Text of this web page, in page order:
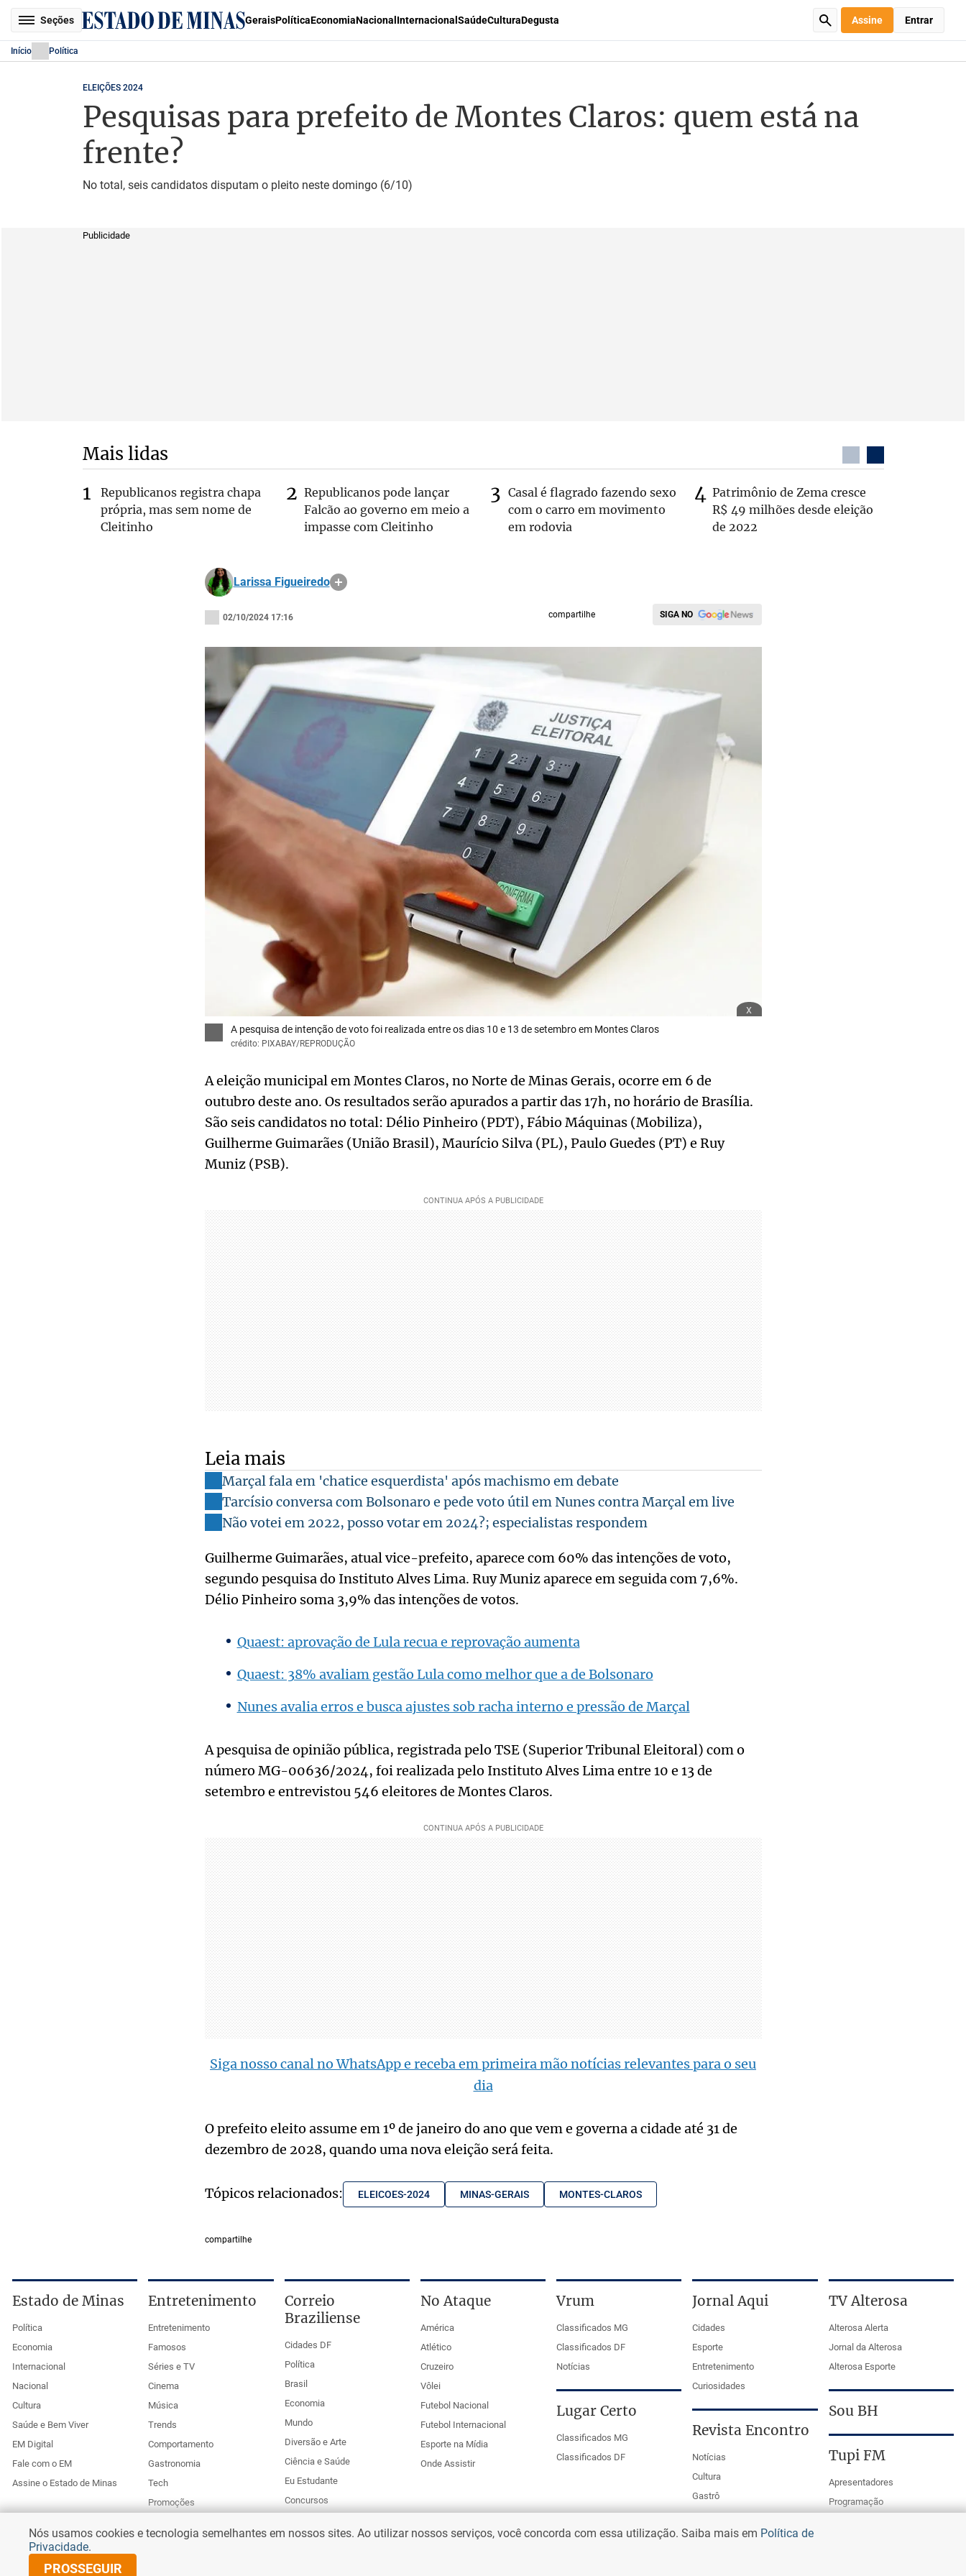
Seções GeraisPolíticaEconomiaNacional Internacional SaúdeCulturaDegusta Assine Entrar
Início Política
ELEIÇÕES 2024
Pesquisas para prefeito de Montes Claros: quem está na
frente?
No total, seis candidatos disputam o pleito neste domingo (6/10)
Publicidade
Mais lidas
Republicanos registra chapa
própria, mas sem nome de
Cleitinho
Republicanos pode lançar
Falcão ao governo em meio a
impasse com Cleitinho
Casal é flagrado fazendo sexo
com o carro em movimento
em rodovia
Patrimônio de Zema cresce
R$ 49 milhões desde eleição
de 2022
Larissa Figueiredo
02/10/2024 17:16 compartilhe SIGA NO
x
A pesquisa de intenção de voto foi realizada entre os dias 10 e 13 de setembro em Montes Claros
crédito: PIXABAY/REPRODUÇÃO
A eleição municipal em Montes Claros, no Norte de Minas Gerais, ocorre em 6 de
outubro deste ano. Os resultados serão apurados a partir das 17h, no horário de Brasília.
São seis candidatos no total: Délio Pinheiro (PDT), Fábio Máquinas (Mobiliza),
Guilherme Guimarães (União Brasil), Maurício Silva (PL), Paulo Guedes (PT) e Ruy
Muniz (PSB).
Leia mais
Marçal fala em 'chatice esquerdista' após machismo em debate
Tarcísio conversa com Bolsonaro e pede voto útil em Nunes contra Marçal em live
Não votei em 2022, posso votar em 2024?; especialistas respondem
Guilherme Guimarães, atual vice-prefeito, aparece com 60% das intenções de voto,
segundo pesquisa do Instituto Alves Lima. Ruy Muniz aparece em seguida com 7,6%.
Délio Pinheiro soma 3,9% das intenções de votos.
Quaest: aprovação de Lula recua e reprovação aumenta
Quaest: 38% avaliam gestão Lula como melhor que a de Bolsonaro
Nunes avalia erros e busca ajustes sob racha interno e pressão de Marçal
A pesquisa de opinião pública, registrada pelo TSE (Superior Tribunal Eleitoral) com o
número MG-00636/2024, foi realizada pelo Instituto Alves Lima entre 10 e 13 de
setembro e entrevistou 546 eleitores de Montes Claros.
Siga nosso canal no WhatsApp e receba em primeira mão notícias relevantes para o seu
dia
O prefeito eleito assume em 1º de janeiro do ano que vem e governa a cidade até 31 de
dezembro de 2028, quando uma nova eleição será feita.
Tópicos relacionados: ELEICOES-2024 MINAS-GERAIS MONTES-CLAROS
compartilhe
Estado de Minas
Política
Economia
Internacional
Nacional
Cultura
Saúde e Bem Viver
EM Digital
Fale com o EM
Assine o Estado de Minas
Entretenimento
Entretenimento
Famosos
Séries e TV
Cinema
Música
Trends
Comportamento
Gastronomia
Tech
Promoções
Anuncie no Uai
Correio
Braziliense
Cidades DF
Política
Brasil
Economia
Mundo
Diversão e Arte
Ciência e Saúde
Eu Estudante
Concursos
No Ataque
América
Atlético
Cruzeiro
Vôlei
Futebol Nacional
Futebol Internacional
Esporte na Mídia
Onde Assistir
Vrum
Classificados MG
Classificados DF
Notícias
Lugar Certo
Classificados MG
Classificados DF
Jornal Aqui
Cidades
Esporte
Entretenimento
Curiosidades
Revista Encontro
Notícias
Cultura
Gastrô
TV Alterosa
Alterosa Alerta
Jornal da Alterosa
Alterosa Esporte
Sou BH
Tupi FM
Apresentadores
Programação
Nós usamos cookies e tecnologia semelhantes em nossos sites. Ao utilizar nossos serviços, você concorda com essa utilização. Saiba mais em Política de
Privacidade.
PROSSEGUIR